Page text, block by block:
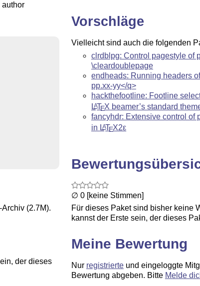
author
(2.7M).
der dieses
Vorschläge
Vielleicht sind auch die folgenden
clrdblpg: Control pagestyle of
\cleardoublepage
endheads: Running headers
pp.xx-yy</q>
hackthefootline: Footline
LATEX beamer’s standard
fancyhdr: Extensive control of
in LATEX2ε
∅ 0 [keine Stimmen]
Für dieses Paket sind bisher keine
kannst der Erste sein, der dieses
Meine Bewertung
Nur registrierteund eingeloggte
Bewertung abgeben. Bitte Melde